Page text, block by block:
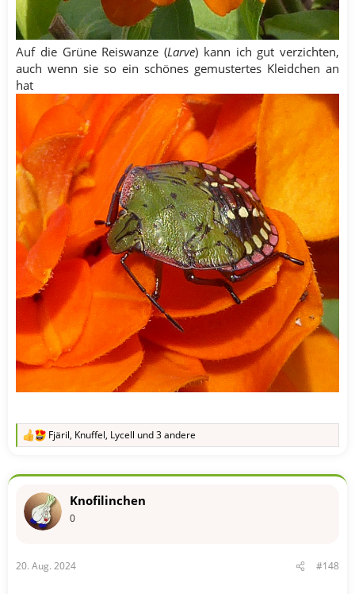
Auf die Grüne Reiswanze (Larve) kann ich gut verzichten,
auch wenn sie so ein schönes gemustertes Kleidchen an
hat
R
k
o
:
Fjäril, Knuffel, Lycell und 3 andere
Knofilinchen
0
20. Aug. 2024 #148